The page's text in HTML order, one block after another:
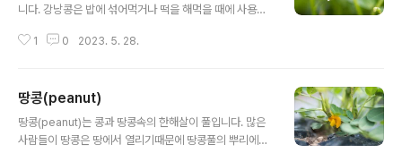
니다. 강낭콩은 밥에 섞어먹거나 떡을 해먹을 때에 사용하
에서 들어와서 강남콩(江南豆)이라고 했는 데, 강낭콩, 강
88년부터 한글맞춤법 개정때부터 강낭콩이 표준어가 되었
다고 합니다. 강낭콩의 꽃말은 "행복한 삶"입니다. 학명 Ph
aseolus vulgaris L. 분류 식물계 └ 속씨식물문 └ 쌍떡
1 0 2023. 5. 28.
땅콩(peanut)
땅콩(peanut)는 콩과 땅콩속의 한해살이 풀입니다. 많은
사람들이 땅콩은 땅에서 열리기때문에 땅콩풀의 뿌리에서